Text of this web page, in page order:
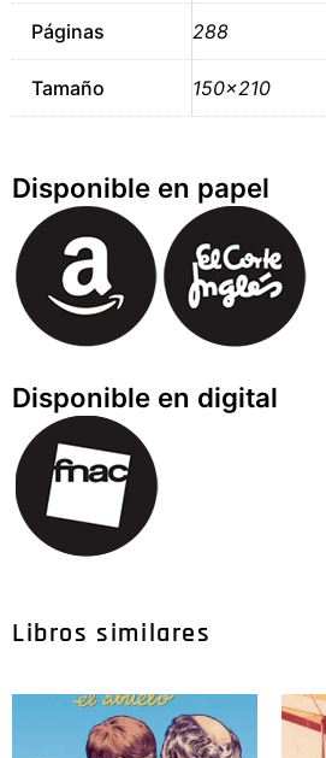
Páginas 288
Tamaño 150×210
Disponible en papel
Disponible en digital
Libros similares